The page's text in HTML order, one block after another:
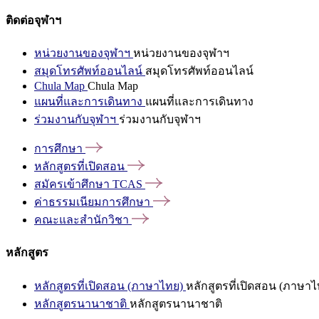
ติดต่อจุฬาฯ
หน่วยงานของจุฬาฯ หน่วยงานของจุฬาฯ
สมุดโทรศัพท์ออนไลน์ สมุดโทรศัพท์ออนไลน์
Chula Map Chula Map
แผนที่และการเดินทาง แผนที่และการเดินทาง
ร่วมงานกับจุฬาฯ ร่วมงานกับจุฬาฯ
การศึกษา
หลักสูตรที่เปิดสอน
สมัครเข้าศึกษา TCAS
ค่าธรรมเนียมการศึกษา
คณะและสำนักวิชา
หลักสูตร
หลักสูตรที่เปิดสอน (ภาษาไทย) หลักสูตรที่เปิดสอน (ภาษาไ
หลักสูตรนานาชาติ หลักสูตรนานาชาติ